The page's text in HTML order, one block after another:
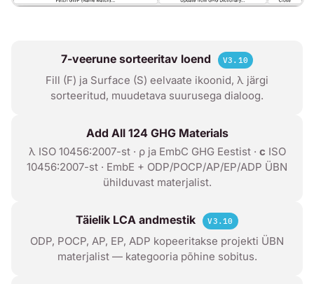
7-veerune sorteeritav loend V3.10
Fill (F) ja Surface (S) eelvaate ikoonid, λ järgi
sorteeritud, muudetava suurusega dialoog.
Add All 124 GHG Materials
λ ISO 10456:2007-st · ρ ja EmbC GHG Eestist · c ISO
10456:2007-st · EmbE + ODP/POCP/AP/EP/ADP ÜBN
ühilduvast materjalist.
Täielik LCA andmestik V3.10
ODP, POCP, AP, EP, ADP kopeeritakse projekti ÜBN
materjalist — kategooria põhine sobitus.